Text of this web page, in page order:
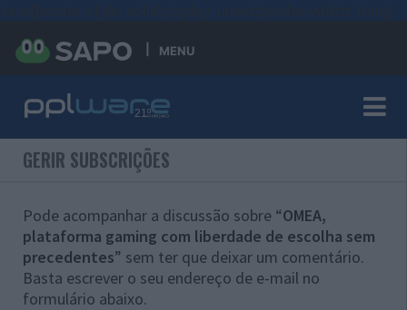
MENU
GERIR SUBSCRIÇÕES
Pode acompanhar a discussão sobre “OMEA,
plataforma gaming com liberdade de escolha sem
precedentes” sem ter que deixar um comentário.
Basta escrever o seu endereço de e-mail no
formulário abaixo.